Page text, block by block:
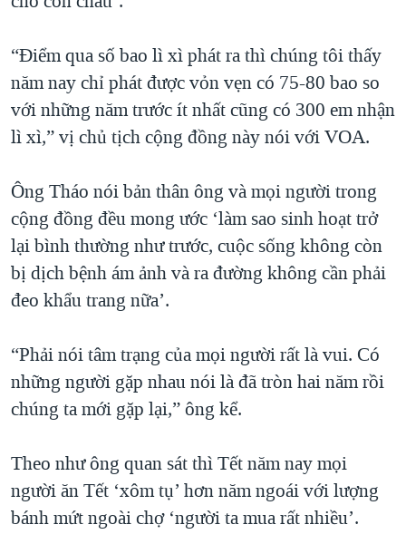
“Điểm qua số bao lì xì phát ra thì chúng tôi thấy
năm nay chỉ phát được vỏn vẹn có 75-80 bao so
với những năm trước ít nhất cũng có 300 em nhận
lì xì,” vị chủ tịch cộng đồng này nói với VOA.
Ông Tháo nói bản thân ông và mọi người trong
cộng đồng đều mong ước ‘làm sao sinh hoạt trở
lại bình thường như trước, cuộc sống không còn
bị dịch bệnh ám ảnh và ra đường không cần phải
đeo khẩu trang nữa’.
“Phải nói tâm trạng của mọi người rất là vui. Có
những người gặp nhau nói là đã tròn hai năm rồi
chúng ta mới gặp lại,” ông kể.
Theo như ông quan sát thì Tết năm nay mọi
người ăn Tết ‘xôm tụ’ hơn năm ngoái với lượng
bánh mứt ngoài chợ ‘người ta mua rất nhiều’.